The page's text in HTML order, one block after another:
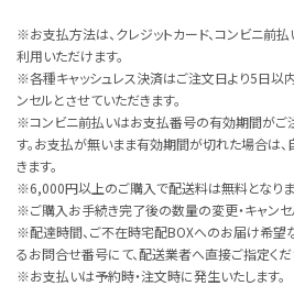
※お支払方法は、クレジットカード、コンビニ前払
利用いただけます。
※各種キャッシュレス決済はご注文日より5日以
ンセルとさせていただきます。
※コンビニ前払いはお支払番号の有効期間がご
す。お支払が無いまま有効期間が切れた場合は
きます。
※6,000円以上のご購入で配送料は無料となりま
※ご購入お手続き完了後の数量の変更・キャンセ
※配達時間、ご不在時宅配BOXへのお届け希望
るお問合せ番号にて、配送業者へ直接ご指定くだ
※お支払いは予約時・注文時に発生いたします。